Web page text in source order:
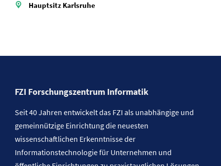
Hauptsitz Karlsruhe
FZI Forschungszentrum Informatik
Seit 40 Jahren entwickelt das FZI als unabhängige und
gemeinnützige Einrichtung die neuesten
wissenschaftlichen Erkenntnisse der
Informationstechnologie für Unternehmen und